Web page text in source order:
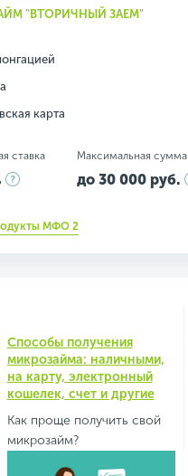
"ВТОРИЧНЫЙ ЗАЕМ"
карта
ставка Максимальная сумма
до 30 000 руб.
МФО 2
Способы получения
микрозайма: наличными,
на карту, электронный
кошелек, счет и другие
Как проще получить свой
микрозайм?